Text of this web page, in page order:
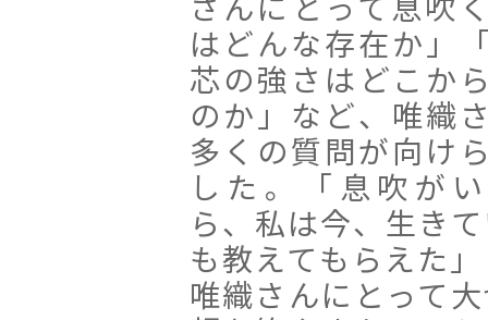
はどんな存在か」
芯の強さはどこか
のか」など、唯織
多くの質問が向け
した。「息吹が
ら、私は今、生き
も教えてもらえた
唯織さんにとって